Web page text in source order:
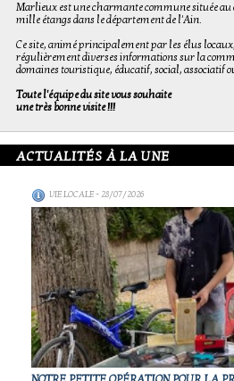
Marlieux est une charmante commune située au
mille étangs dans le département de l'Ain.
Ce site, animé principalement par les élus
régulièrement diverses informations sur la
domaines touristique, éducatif, social, associatif
Toute l'équipe du site vous souhaite
une très bonne visite !!!
ACTUALITÉS À LA UNE
VIE LOCALE- 28/07/2026